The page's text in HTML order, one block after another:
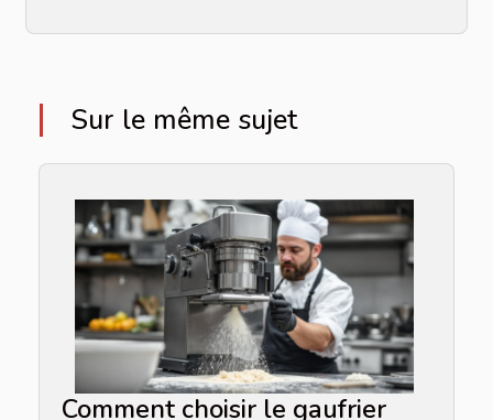
Sur le même sujet
Comment choisir le gaufrier